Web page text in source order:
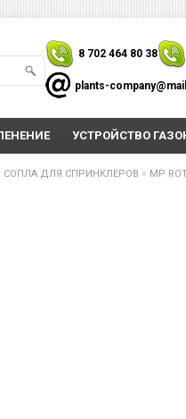
8 702 464 80 38
plants-
УСТРОЙСТВО
СОПЛА ДЛЯ СПРИНКЛЕРОВ » MP